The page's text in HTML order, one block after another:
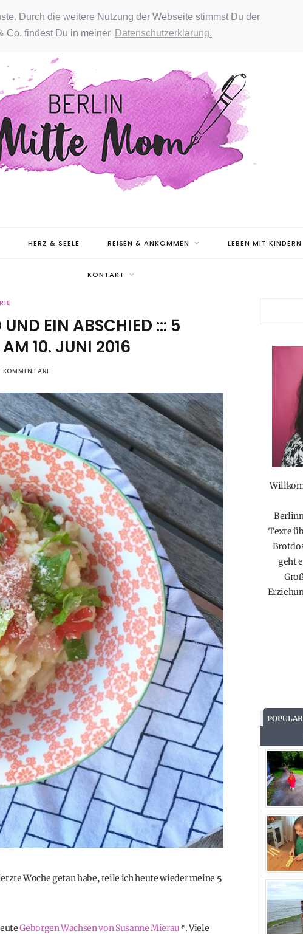
Durch die weitere Nutzung der Webseite stimmst Du der
Co. findest Du in meiner Datenschutzerklärung.
HERZ & SEELE REISEN & ANKOMMEN LEBEN MIT KINDERN
KONTAKT
EIN ABSCHIED ::: 5
AM 10. JUNI 2016
KOMMENTARE
Woche getan habe, teile ich heute wieder meine 5
Geborgen Wachsen von Susanne Mierau*. Viele
Texte
geht
POPULAR